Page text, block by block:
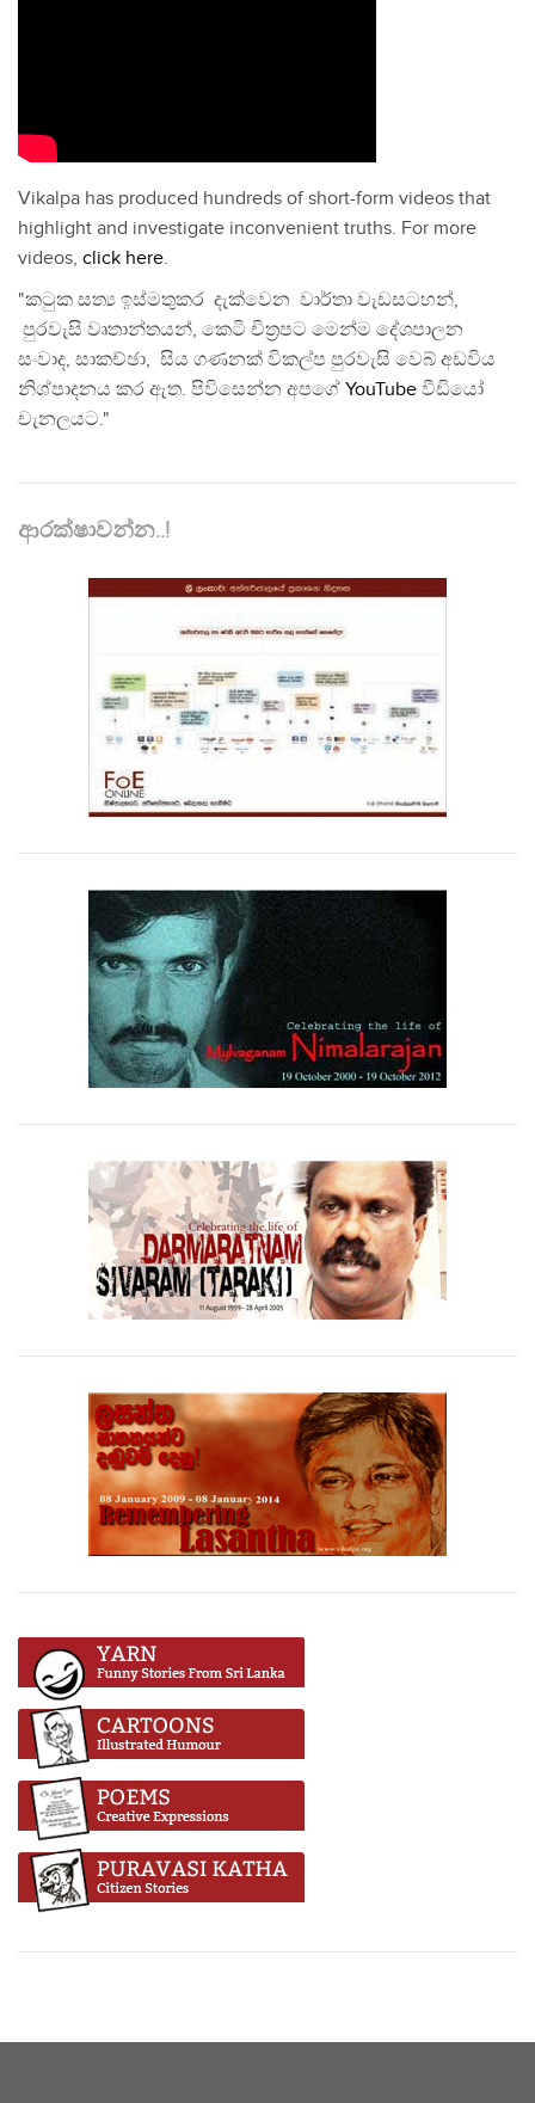
Vikalpa has produced hundreds of short-form videos that
highlight and investigate inconvenient truths. For more
videos, click here.
"කටුක සත්‍ය ඉස්මතුකර දැක්වෙන වාර්තා වැඩසටහන්,
පුරවැසි වෘතාන්තයන්, කෙටි චිත්‍රපට මෙන්ම දේශපාලන
සංවාද, සාකච්ඡා, සිය ගණනක් විකල්ප පුරවැසි වෙබ් අඩවිය
නිශ්පාදනය කර ඇත. පිවිසෙන්න අපගේ YouTube වීඩියෝ
චැනලයට."
ආරක්ෂාවන්න..!